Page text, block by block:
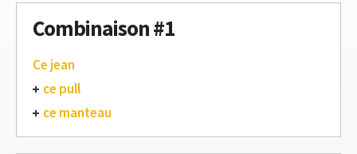
Combinaison #1
Ce jean
ce pull
ce manteau